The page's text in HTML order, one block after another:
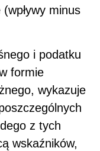
minus
i podatku
formie
wykazuje
z tych
wskaźników,